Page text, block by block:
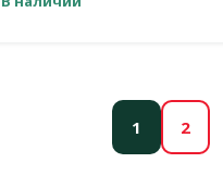
1 2